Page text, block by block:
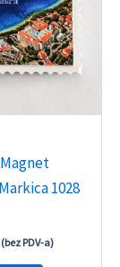
1028
(bez PDV-a)